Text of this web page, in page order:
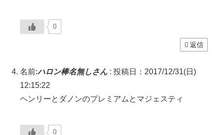
0
返信
名前:ハロン棒名無しさん : 投稿日：2017/12/31(日)
12:15:22
ヘンリーとダノンのプレミアムとマジェスティ
0